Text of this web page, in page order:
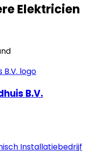
Elektricien
B.V.